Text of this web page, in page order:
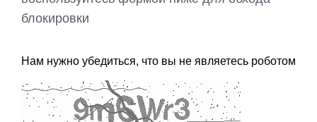
блокировки
Нам нужно убедиться, что вы не являетесь роботом